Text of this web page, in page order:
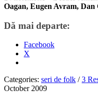
Oagan, Eugen Avram,
Dă mai departe:
Facebook
X
Categories: seri de folk / 3
October 2009